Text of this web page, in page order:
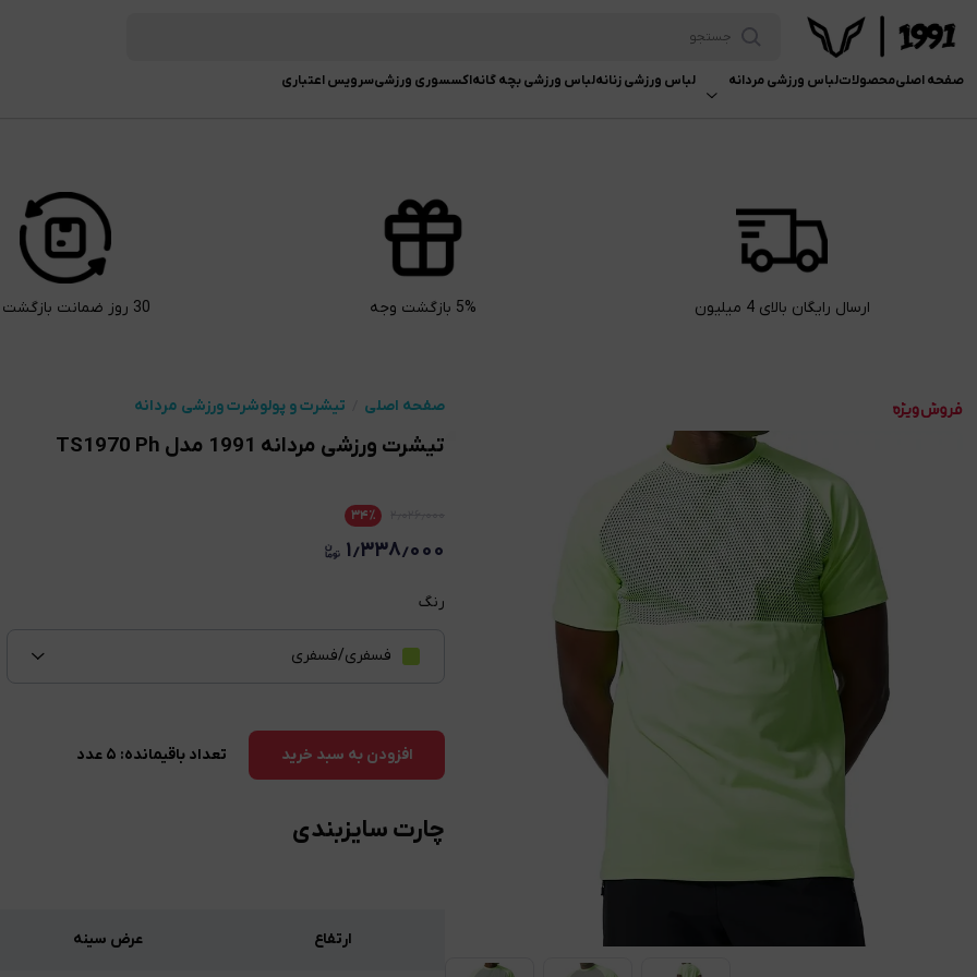
صفحه اصلیمحصولاتلباس ورزشی مردانه لباس ورزشی زنانهلباس ورزشی بچه گانهاکسسوری ورزشیسرویس اعتباری
ارسال رایگان بالای 4 میلیون 5% بازگشت وجه 30 روز ضمانت بازگشت کالا
صفحه اصلی تیشرت و پولوشرت ورزشی مردانه
تیشرت ورزشی مردانه 1991 مدل TS1970 Ph
۳۴٪
۱٫۳۳۸٫۰۰۰
رنگ
فسفری/فسفری
افزودن به سبد خرید تعداد باقیمانده: ۵ عدد
چارت سایزبندی
ارتفاع عرض سینه